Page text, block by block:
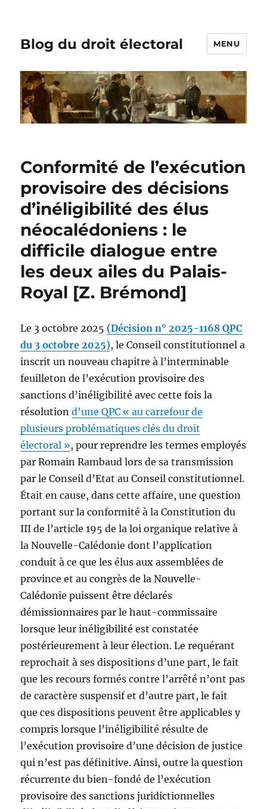
Blog du droit électoral MENU
Conformité de l’exécution
provisoire des décisions
d’inéligibilité des élus
néocalédoniens : le
difficile dialogue entre
les deux ailes du Palais-
Royal [Z. Brémond]
Le 3 octobre 2025 (Décision n° 2025-1168 QPC
du 3 octobre 2025), le Conseil constitutionnel a
inscrit un nouveau chapitre à l’interminable
feuilleton de l’exécution provisoire des
sanctions d’inéligibilité avec cette fois la
résolutiond’une QPC « au carrefour de
plusieurs problématiques clés du droit
électoral », pour reprendre les termes employés
par Romain Rambaud lors de sa transmission
par le Conseil d’Etat au Conseil constitutionnel.
Était en cause, dans cette affaire, une question
portant sur la conformité à la Constitution du
III de l’article 195 de la loi organique relative à
la Nouvelle-Calédonie dont l’application
conduit à ce que les élus aux assemblées de
province et au congrès de la Nouvelle-
Calédonie puissent être déclarés
démissionnaires par le haut-commissaire
lorsque leur inéligibilité est constatée
postérieurement à leur élection. Le requérant
reprochait à ses dispositions d’une part, le fait
que les recours formés contre l’arrêté n’ont pas
de caractère suspensif et d’autre part, le fait
que ces dispositions peuvent être applicables y
compris lorsque l’inéligibilité résulte de
l’exécution provisoire d’une décision de justice
qui n’est pas définitive. Ainsi, outre la question
récurrente du bien-fondé de l’exécution
provisoire des sanctions juridictionnelles